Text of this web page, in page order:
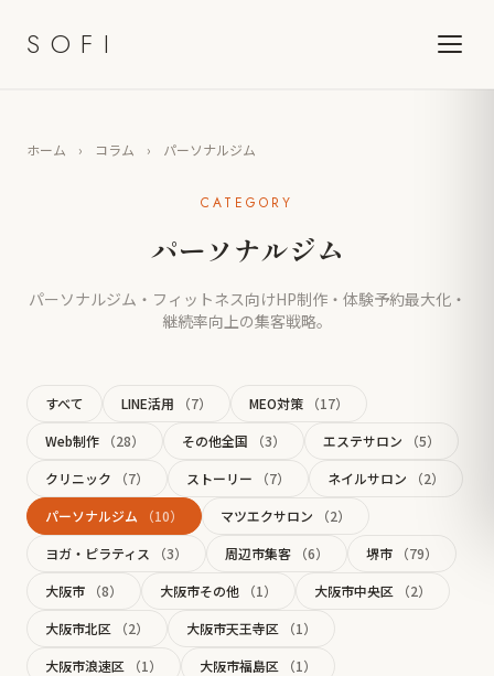
SOFI
ホーム › コラム › パーソナルジム
CATEGORY
パーソナルジム
パーソナルジム・フィットネス向けHP制作・体験予約最大化・
継続率向上の集客戦略。
すべて LINE活用 （7） MEO対策
（17）
Web制作
（28） その他全国 （3） エステサロン
（5）
クリニック
（7） ストーリー （7） ネイルサロン
（2）
パーソナルジム
（10） マツエクサロン
（2）
ヨガ・ピラティス
（3） 周辺市集客 （6） 堺市
（79）
大阪市
（8） 大阪市その他 （1） 大阪市中央区
（2）
大阪市北区
（2） 大阪市天王寺区
（1）
大阪市浪速区
（1） 大阪市福島区
（1）